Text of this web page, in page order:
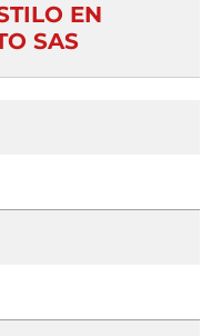
EN
SAS